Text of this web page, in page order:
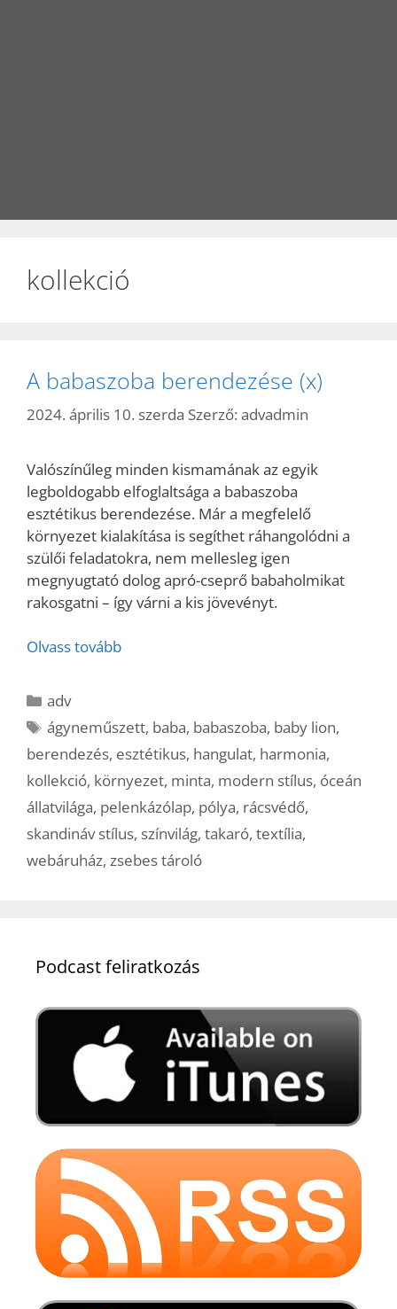
kollekció
A babaszoba berendezése (x)
2024. április 10. szerda Szerző: advadmin
Valószínűleg minden kismamának az egyik
legboldogabb elfoglaltsága a babaszoba
esztétikus berendezése. Már a megfelelő
környezet kialakítása is segíthet ráhangolódni a
szülői feladatokra, nem mellesleg igen
megnyugtató dolog apró-cseprő babaholmikat
rakosgatni – így várni a kis jövevényt.
Olvass tovább
Kategória
adv
Címkék
ágyneműszett, baba, babaszoba, baby lion,
berendezés, esztétikus, hangulat, harmonia,
kollekció, környezet, minta, modern stílus, óceán
állatvilága, pelenkázólap, pólya, rácsvédő,
skandináv stílus, színvilág, takaró, textília,
webáruház, zsebes tároló
Podcast feliratkozás